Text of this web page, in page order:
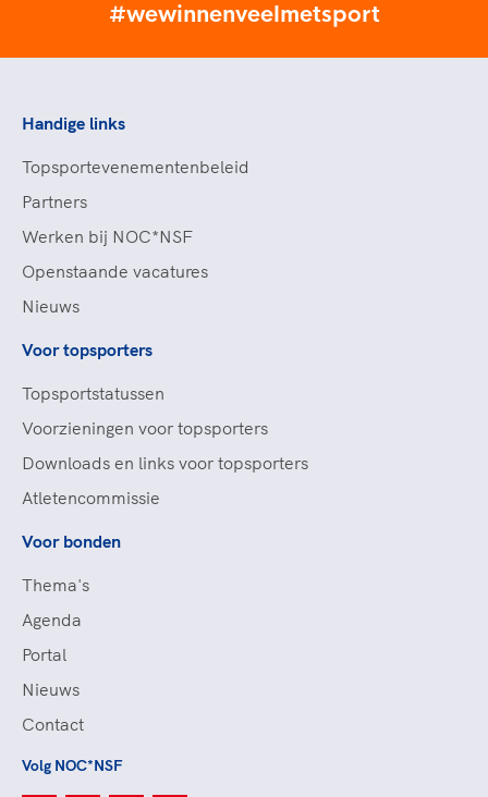
#wewinnenveelmetsport
Handige links
Topsportevenementenbeleid
Partners
Werken bij NOC*NSF
Openstaande vacatures
Nieuws
Voor topsporters
Topsportstatussen
Voorzieningen voor topsporters
Downloads en links voor topsporters
Atletencommissie
Voor bonden
Thema's
Agenda
Portal
Nieuws
Contact
Volg NOC*NSF